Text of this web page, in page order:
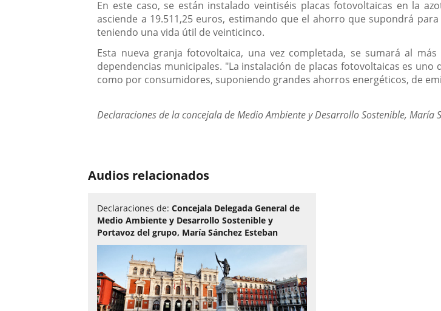
En este caso, se están instalado veintiséis placas fotovoltaicas en la
asciende a 19.511,25 euros, estimando que el ahorro que supondrá
teniendo una vida útil de veinticinco.
Esta nueva granja fotovoltaica, una vez completada, se sumará al
dependencias municipales. "La instalación de placas fotovoltaicas es
como por consumidores, suponiendo grandes ahorros energéticos, de
Declaraciones de la concejala de Medio Ambiente y Desarrollo Sostenible, María
Audios relacionados
Declaraciones de:Concejala Delegada General de
Medio Ambiente y Desarrollo Sostenible y
Portavoz del grupo, María Sánchez Esteban